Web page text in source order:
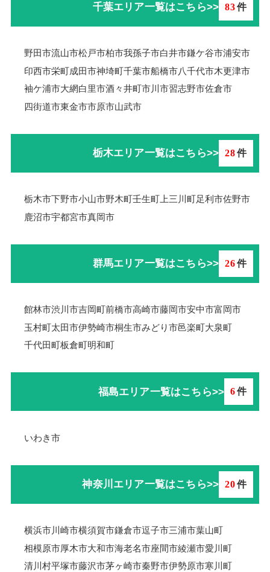
千葉エリア一覧はこちら>> 83件
野田市流山市松戸市柏市我孫子市白井市鎌ケ谷市浦安市
印西市栄町成田市神埼町千葉市船橋市八千代市木更津市
袖ケ浦市大網白里市酒々井町市川市習志野市佐倉市
四街道市東金市市原市山武市
栃木エリア一覧はこちら>> 28件
栃木市下野市小山市野木町壬生町上三川町足利市佐野市
鹿沼市宇都宮市真岡市
群馬エリア一覧はこちら>> 26件
館林市渋川市吉岡町前橋市高崎市藤岡市安中市富岡市
玉村町太田市伊勢崎市桐生市みどり市邑楽町大泉町
千代田町板倉町明和町
福島エリア一覧はこちら>> 6件
いわき市
神奈川エリア一覧はこちら>> 20件
横浜市川崎市横須賀市鎌倉市逗子市三浦市葉山町
相模原市厚木市大和市海老名市座間市綾瀬市愛川町
清川村平塚市藤沢市茅ヶ崎市秦野市伊勢原市寒川町